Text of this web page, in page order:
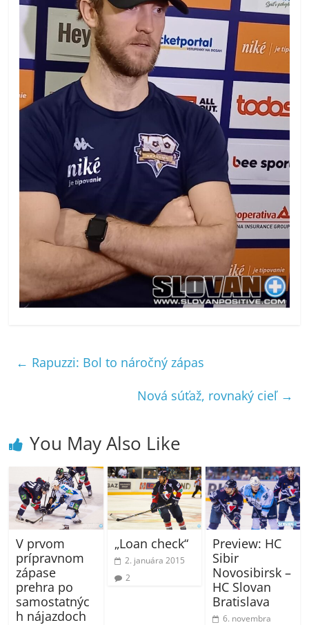
← Rapuzzi: Bol to náročný zápas
Nová súťaž, rovnaký cieľ →
You May Also Like
V prvom
prípravnom
zápase
prehra po
samostatnýc
h nájazdoch
„Loan check“
2. januára 2015
2
Preview: HC
Sibir
Novosibirsk –
HC Slovan
Bratislava
6. novembra